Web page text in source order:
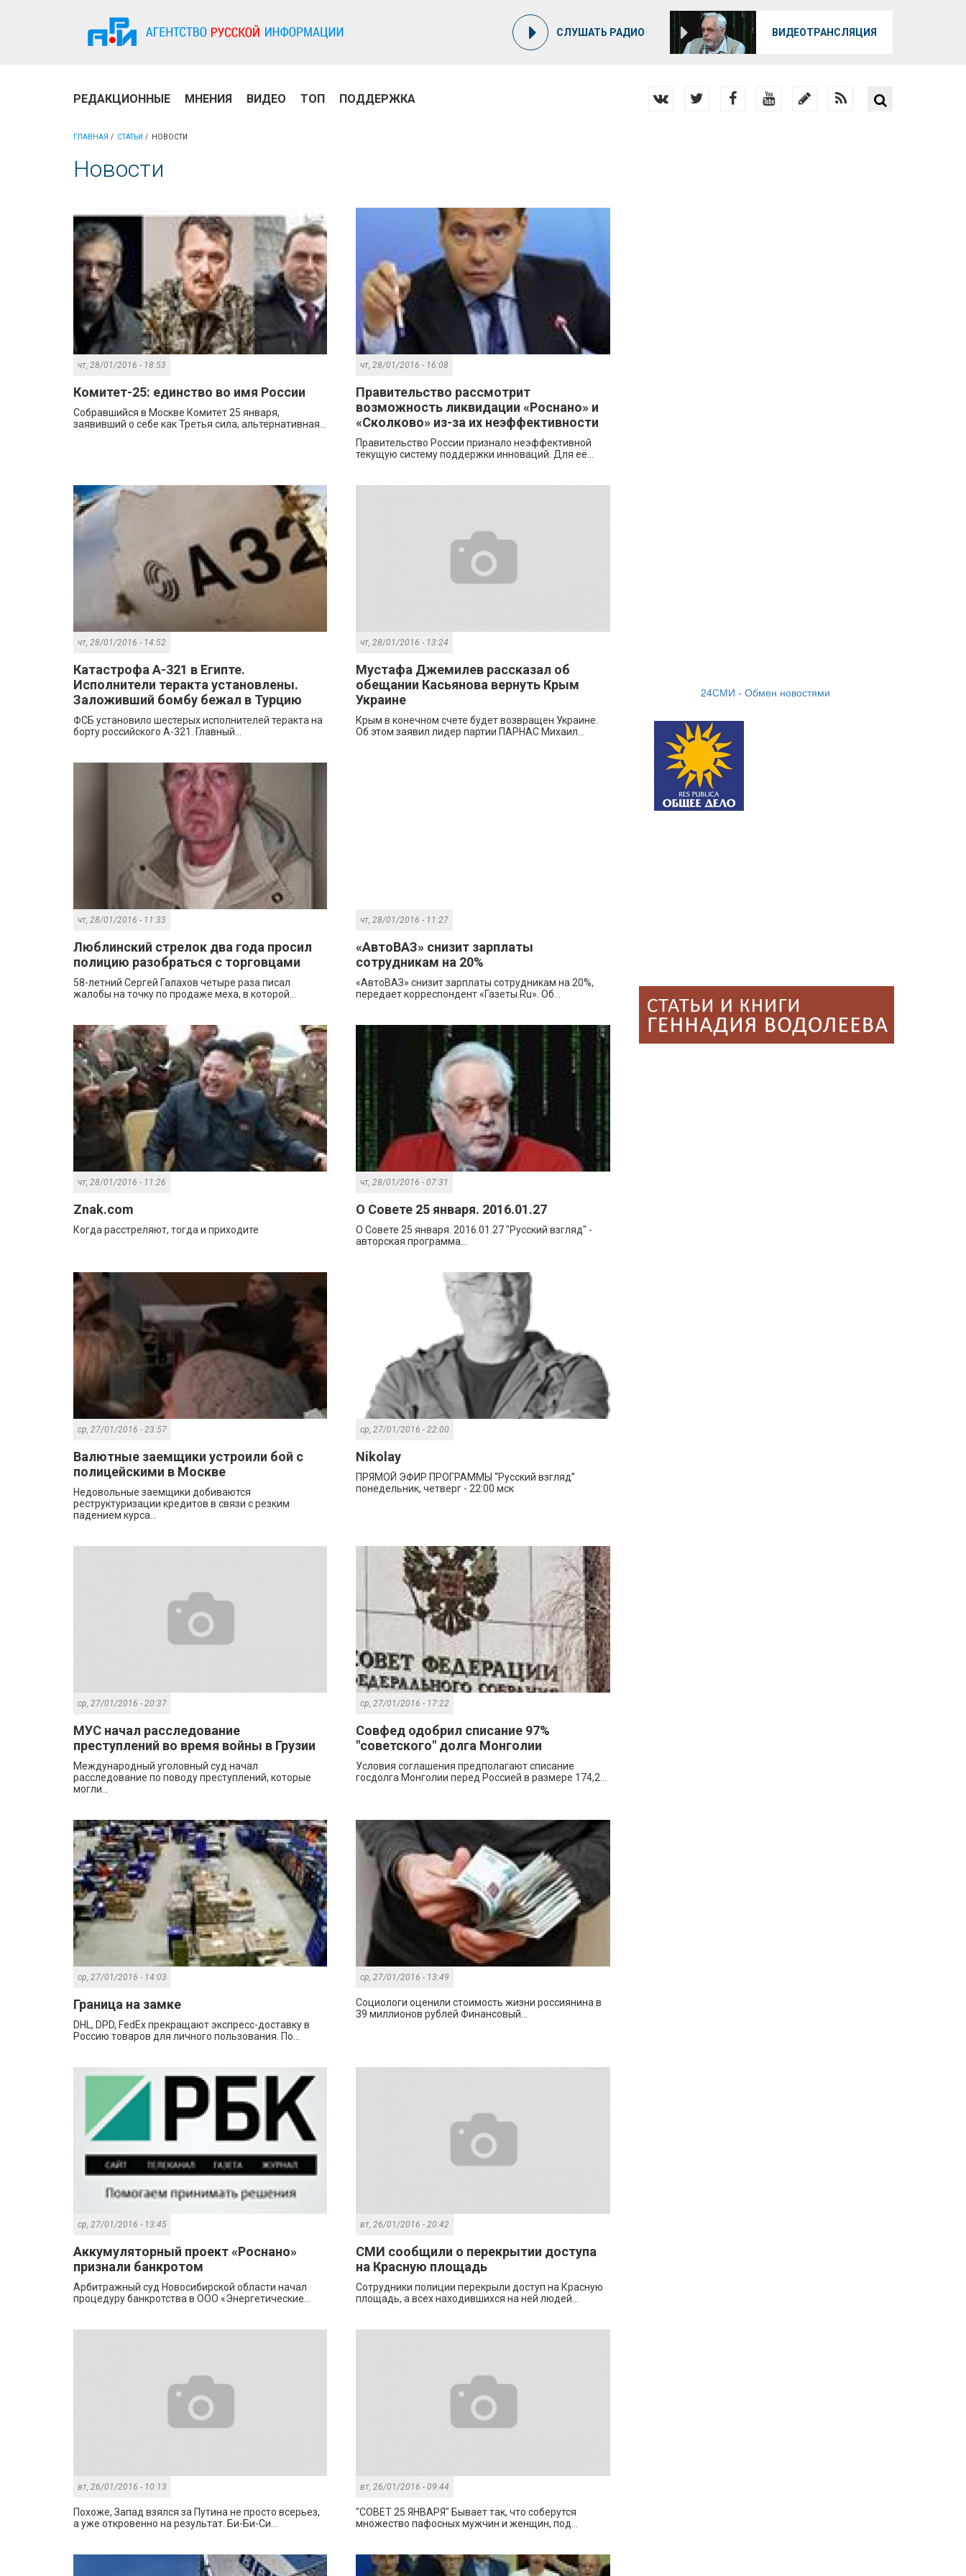
СЛУШАТЬ РАДИО ВИДЕОТРАНСЛЯЦИЯ
РЕДАКЦИОННЫЕ МНЕНИЯ ВИДЕО ТОП ПОДДЕРЖКА
ГЛАВНАЯ СТАТЬИ НОВОСТИ
Новости
чт, 28/01/2016 - 18:53
Комитет-25: единство во имя России
Собравшийся в Москве Комитет 25 января,
заявивший о себе как Третья сила, альтернативная...
чт, 28/01/2016 - 16:08
Правительство рассмотрит
возможность ликвидации «Роснано» и
«Сколково» из-за их неэффективности
Правительство России признало неэффективной
текущую систему поддержки инноваций. Для её...
чт, 28/01/2016 - 14:52
Катастрофа А-321 в Египте.
Исполнители теракта установлены.
Заложивший бомбу бежал в Турцию
ФСБ установило шестерых исполнителей теракта на
борту российского А-321. Главный...
чт, 28/01/2016 - 13:24
Мустафа Джемилев рассказал об
обещании Касьянова вернуть Крым
Украине
Крым в конечном счете будет возвращен Украине.
Об этом заявил лидер партии ПАРНАС Михаил...
чт, 28/01/2016 - 11:33
Люблинский стрелок два года просил
полицию разобраться с торговцами
58-летний Сергей Галахов четыре раза писал
жалобы на точку по продаже меха, в которой...
чт, 28/01/2016 - 11:27
«АвтоВАЗ» снизит зарплаты
сотрудникам на 20%
«АвтоВАЗ» снизит зарплаты сотрудникам на 20%,
передает корреспондент «Газеты.Ru». Об...
чт, 28/01/2016 - 11:26
Znak.com
Когда расстреляют, тогда и приходите
чт, 28/01/2016 - 07:31
О Совете 25 января. 2016.01.27
О Совете 25 января. 2016.01.27 "Русский взгляд" -
авторская программа...
ср, 27/01/2016 - 23:57
Валютные заемщики устроили бой с
полицейскими в Москве
Недовольные заемщики добиваются
реструктуризации кредитов в связи с резким
падением курса...
ср, 27/01/2016 - 22:00
Nikolay
ПРЯМОЙ ЭФИР ПРОГРАММЫ “Русский взгляд”
понедельник, четверг - 22:00 мск
ср, 27/01/2016 - 20:37
МУС начал расследование
преступлений во время войны в Грузии
Международный уголовный суд начал
расследование по поводу преступлений, которые
могли...
ср, 27/01/2016 - 17:22
Совфед одобрил списание 97%
"советского" долга Монголии
Условия соглашения предполагают списание
госдолга Монголии перед Россией в размере 174,2...
ср, 27/01/2016 - 14:03
Граница на замке
DHL, DPD, FedEx прекращают экспресс-доставку в
Россию товаров для личного пользования. По...
ср, 27/01/2016 - 13:49
Социологи оценили стоимость жизни россиянина в
39 миллионов рублей Финансовый...
ср, 27/01/2016 - 13:45
Аккумуляторный проект «Роснано»
признали банкротом
Арбитражный суд Новосибирской области начал
процедуру банкротства в ООО «Энергетические...
вт, 26/01/2016 - 20:42
СМИ сообщили о перекрытии доступа
на Красную площадь
Сотрудники полиции перекрыли доступ на Красную
площадь, а всех находившихся на ней людей...
вт, 26/01/2016 - 10:13
Похоже, Запад взялся за Путина не просто всерьез,
а уже откровенно на результат. Би-Би-Си...
вт, 26/01/2016 - 09:44
"СОВЕТ 25 ЯНВАРЯ" Бывает так, что соберутся
множество пафосных мужчин и женщин, под...
24СМИ - Обмен новостями